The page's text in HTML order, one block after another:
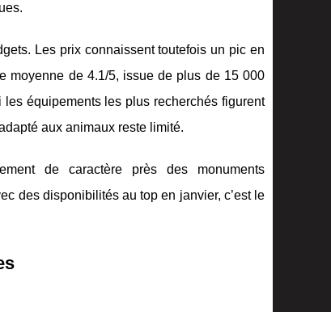
Les prix connaissent toutefois un pic en
moyenne de 4.1/5, issue de plus de 15 000
équipements les plus recherchés figurent
aux animaux reste limité.
de caractère près des monuments
des disponibilités au top en janvier, c’est le